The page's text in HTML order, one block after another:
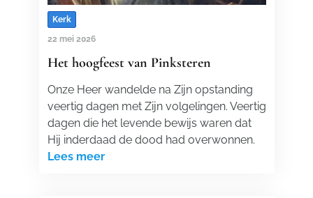
Kerk
22 mei 2026
Het hoogfeest van Pinksteren
Onze Heer wandelde na Zijn opstanding
veertig dagen met Zijn volgelingen. Veertig
dagen die het levende bewijs waren dat
Hij inderdaad de dood had overwonnen.
Lees meer